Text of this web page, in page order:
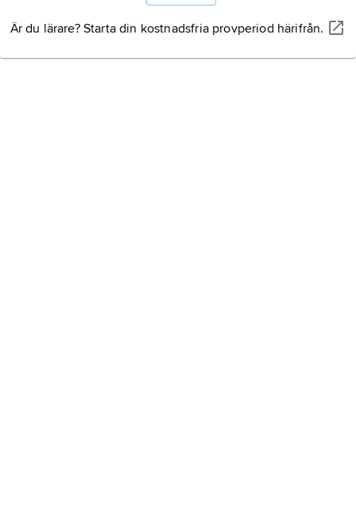
Är du lärare? Starta din kostnadsfria provperiod härifrån.